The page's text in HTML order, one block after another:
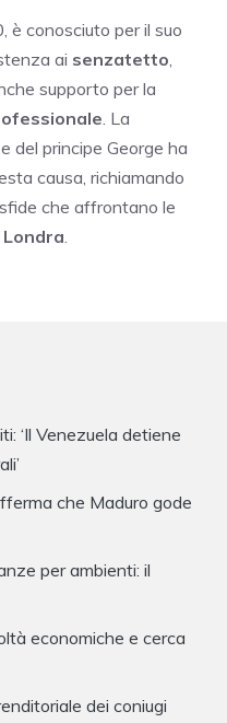
è conosciuto per il suo
ai senzatetto,
supporto per la
. La
del principe George ha
causa, richiamando
che affrontano le
Londra.
‘Il Venezuela detiene
che Maduro gode
per ambienti: il
economiche e cerca
dei coniugi